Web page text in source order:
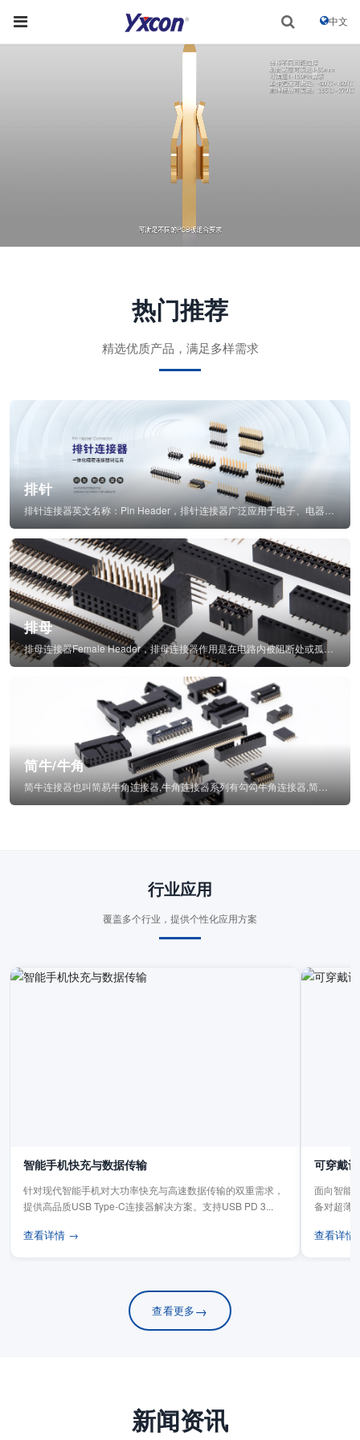
中文
热门推荐
精选优质产品，满足多样需求
排针
排母
排母连接器Female Header，排母连接器作用是在电路内被阻断处或孤立不通...
简牛/牛角
行业应用
覆盖多个行业，提供个性化应用方案
智能手机快充与数据传输
针对现代智能手机对大功率快充与高速数据传输的双重需求，
提供高品质USB Type-C连接器解决方案。支持USB PD 3...
查看详情 →
可穿戴
面向智能
备对超薄
查看详
查看更多→
新闻资讯